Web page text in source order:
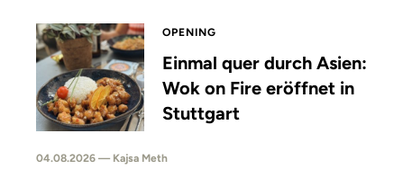
OPENING
Einmal quer durch Asien:
Wok on Fire eröffnet in
Stuttgart
04.08.2026 — Kajsa Meth